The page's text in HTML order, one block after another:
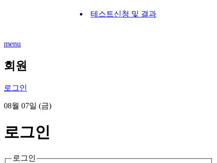
테스트신청 및 결과
menu
회원
로그인
08월 07일 (금)
로그인
로그인